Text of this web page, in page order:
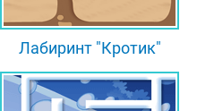
Лабиринт "Кротик"